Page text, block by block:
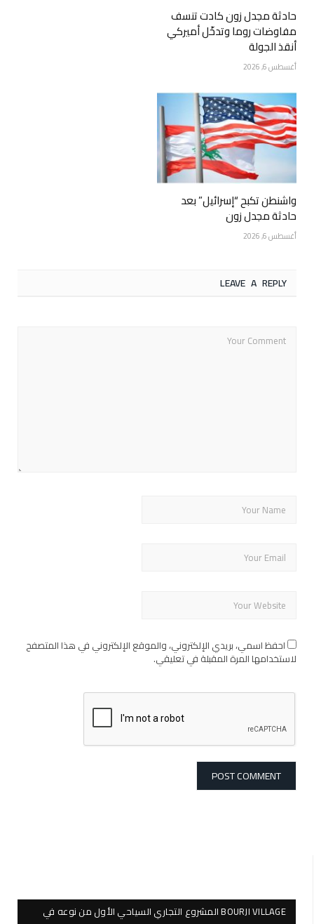
حادثة مجدل زون كادت تنسف
مفاوضات روما وتدخّل أميركي
أنقذ الجولة
أغسطس 6, 2026
واشنطن تكبح “إسرائيل” بعد
حادثة مجدل زون
أغسطس 6, 2026
LEAVE A REPLY
احفظ اسمي، بريدي الإلكتروني، والموقع الإلكتروني في هذا المتصفح
لاستخدامها المرة المقبلة في تعليقي.
BOURJI VILLAGE المشروع التجاري السياحي الأول من نوعه في